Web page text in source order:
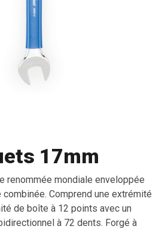
17mm
renommée mondiale enveloppée
Comprend une extrémité
de boîte à 12 points avec un
à 72 dents. Forgé à